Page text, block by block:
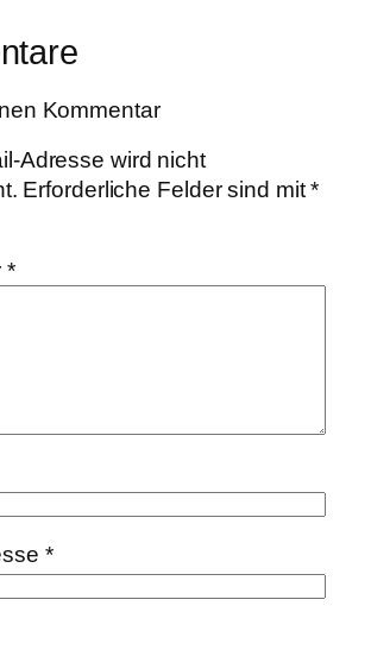
Kommentar
Adresse wird nicht
Erforderliche Felder sind mit*
*
*